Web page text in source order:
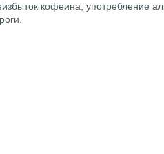
кофеина, употребление